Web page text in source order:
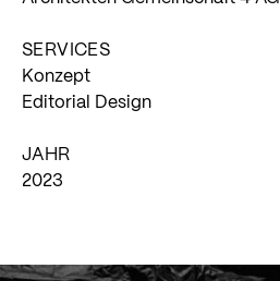
SERVICES
Konzept
Editorial Design
JAHR
2023